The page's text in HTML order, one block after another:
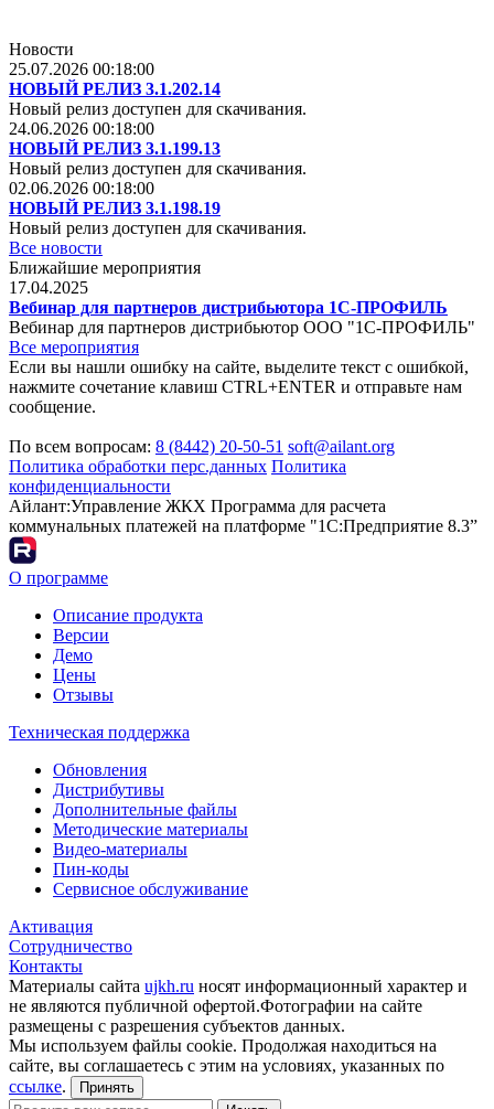
Новости
25.07.2026 00:18:00
НОВЫЙ РЕЛИЗ 3.1.202.14
Новый релиз доступен для скачивания.
24.06.2026 00:18:00
НОВЫЙ РЕЛИЗ 3.1.199.13
Новый релиз доступен для скачивания.
02.06.2026 00:18:00
НОВЫЙ РЕЛИЗ 3.1.198.19
Новый релиз доступен для скачивания.
Все новости
Ближайшие мероприятия
17.04.2025
Вебинар для партнеров дистрибьютора 1С-ПРОФИЛЬ
Вебинар для партнеров дистрибьютор ООО "1С-ПРОФИЛЬ"
Все мероприятия
Если вы нашли ошибку на сайте, выделите текст с ошибкой,
нажмите сочетание клавиш CTRL+ENTER и отправьте нам
сообщение.
По всем вопросам: 8 (8442) 20-50-51 soft@ailant.org
Политика обработки перс.данных Политика
конфиденциальности
Айлант:Управление ЖКХ Программа для расчета
коммунальных платежей на платформе "1С:Предприятие 8.3”
О программе
Описание продукта
Версии
Демо
Цены
Отзывы
Техническая поддержка
Обновления
Дистрибутивы
Дополнительные файлы
Методические материалы
Видео-материалы
Пин-коды
Сервисное обслуживание
Активация
Сотрудничество
Контакты
Материалы сайта ujkh.ru носят информационный характер и
не являются публичной офертой.Фотографии на сайте
размещены с разрешения субъектов данных.
Мы используем файлы cookie. Продолжая находиться на
сайте, вы соглашаетесь с этим на условиях, указанных по
ссылке.
Принять